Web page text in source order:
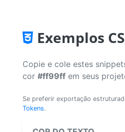
Exemplos
Copie e cole estes
cor #ff99ff em seus
Se preferir exportação
Tokens.